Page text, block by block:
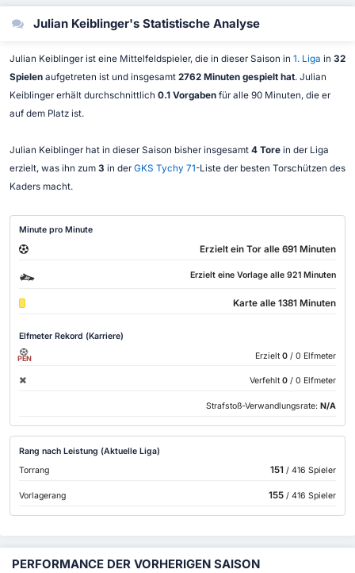
Julian Keiblinger's Statistische Analyse
Julian Keiblinger ist eine Mittelfeldspieler, die in dieser Saison in 1. Liga in 32
Spielenaufgetreten ist und insgesamt 2762 Minuten gespielt hat. Julian
Keiblinger erhält durchschnittlich 0.1 Vorgabenfür alle 90 Minuten, die er
auf dem Platz ist.
Julian Keiblinger hat in dieser Saison bisher insgesamt 4 Torein der Liga
erzielt, was ihn zum 3 in der GKS Tychy 71-Liste der besten Torschützen des
Kaders macht.
Minute pro Minute
Erzielt ein Tor alle 691 Minuten
Erzielt eine Vorlage alle 921 Minuten
Karte alle 1381 Minuten
Elfmeter Rekord (Karriere)
PEN Erzielt 0 / 0 Elfmeter
Verfehlt 0 / 0 Elfmeter
Strafstoß-Verwandlungsrate: N/A
Rang nach Leistung (Aktuelle Liga)
Torrang
151 / 416 Spieler
Vorlagerang 155/ 416 Spieler
PERFORMANCE DER VORHERIGEN SAISON